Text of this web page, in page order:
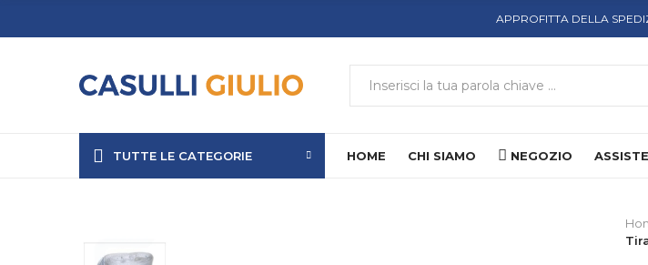
APPROFITTA DELLA
TUTTE LE CATEGORIE HOME CHI SIAMO NEGOZIO